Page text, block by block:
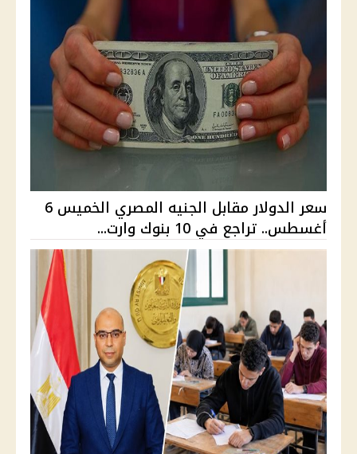
سعر الدولار مقابل الجنيه المصري الخميس 6
أغسطس.. تراجع في 10 بنوك وارت...